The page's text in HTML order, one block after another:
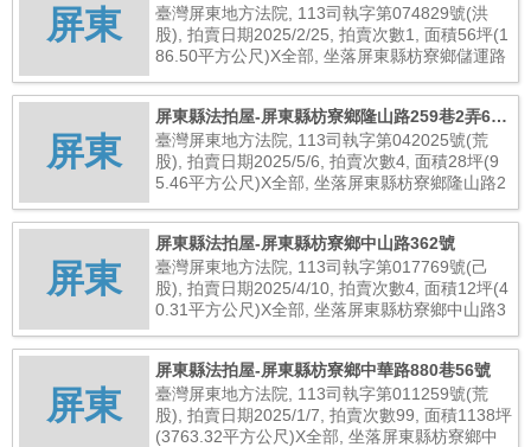
屏東
臺灣屏東地方法院, 113司執字第074829號(洪
股), 拍賣日期2025/2/25, 拍賣次數1, 面積56坪(1
86.50平方公尺)X全部, 坐落屏東縣枋寮鄉儲運路
屏東
屏東縣法拍屋-屏東縣枋寮鄉隆山路259巷2弄62
號
臺灣屏東地方法院, 113司執字第042025號(荒
股), 拍賣日期2025/5/6, 拍賣次數4, 面積28坪(9
5.46平方公尺)X全部, 坐落屏東縣枋寮鄉隆山路2
屏東
屏東縣法拍屋-屏東縣枋寮鄉中山路362號
臺灣屏東地方法院, 113司執字第017769號(己
股), 拍賣日期2025/4/10, 拍賣次數4, 面積12坪(4
0.31平方公尺)X全部, 坐落屏東縣枋寮鄉中山路3
屏東
屏東縣法拍屋-屏東縣枋寮鄉中華路880巷56號
臺灣屏東地方法院, 113司執字第011259號(荒
股), 拍賣日期2025/1/7, 拍賣次數99, 面積1138坪
(3763.32平方公尺)X全部, 坐落屏東縣枋寮鄉中